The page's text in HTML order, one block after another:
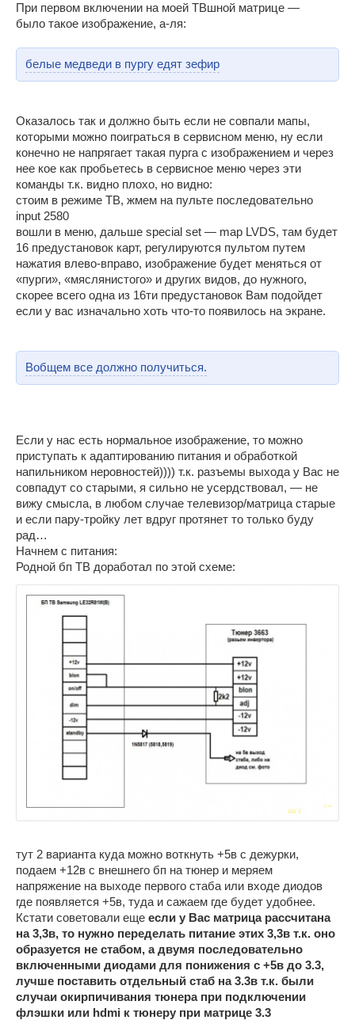
При первом включении на моей ТВшной матрице —
было такое изображение, а-ля:
белые медведи в пургу едят зефир
Оказалось так и должно быть если не совпали мапы,
которыми можно поиграться в сервисном меню, ну если
конечно не напрягает такая пурга с изображением и через
нее кое как пробьетесь в сервисное меню через эти
команды т.к. видно плохо, но видно:
стоим в режиме ТВ, жмем на пульте последовательно
input 2580
вошли в меню, дальше special set — map LVDS, там будет
16 предустановок карт, регулируются пультом путем
нажатия влево-вправо, изображение будет меняться от
«пурги», «мяслянистого» и других видов, до нужного,
скорее всего одна из 16ти предустановок Вам подойдет
если у вас изначально хоть что-то появилось на экране.
Вобщем все должно получиться.
Если у нас есть нормальное изображение, то можно
приступать к адаптированию питания и обработкой
напильником неровностей)))) т.к. разъемы выхода у Вас не
совпадут со старыми, я сильно не усердствовал, — не
вижу смысла, в любом случае телевизор/матрица старые
и если пару-тройку лет вдруг протянет то только буду
рад…
Начнем с питания:
Родной бп ТВ доработал по этой схеме:
тут 2 варианта куда можно воткнуть +5в с дежурки,
подаем +12в с внешнего бп на тюнер и меряем
напряжение на выходе первого стаба или входе диодов
где появляется +5в, туда и сажаем где будет удобнее.
Кстати советовали еще если у Вас матрица рассчитана
на 3,3в, то нужно переделать питание этих 3,3в т.к. оно
образуется не стабом, а двумя последовательно
включенными диодами для понижения с +5в до 3.3,
лучше поставить отдельный стаб на 3.3в т.к. были
случаи окирпичивания тюнера при подключении
флэшки или hdmi к тюнеру при матрице 3.3